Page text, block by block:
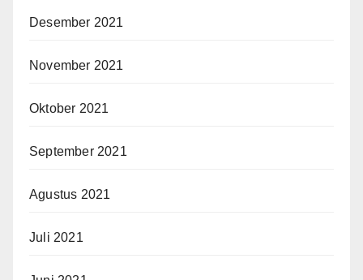
Desember 2021
November 2021
Oktober 2021
September 2021
Agustus 2021
Juli 2021